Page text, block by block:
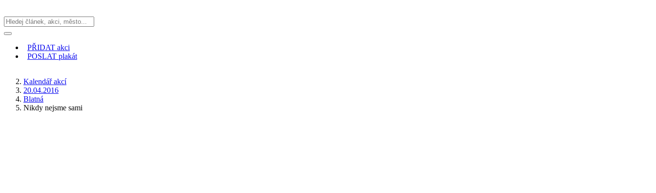
PŘIDAT akci
POSLAT plakát
Kalendář akcí
20.04.2016
Blatná
Nikdy nejsme sami